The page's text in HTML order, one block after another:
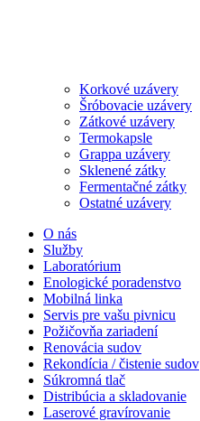
Korkové uzávery
Šróbovacie uzávery
Zátkové uzávery
Termokapsle
Grappa uzávery
Sklenené zátky
Fermentačné zátky
Ostatné uzávery
O nás
Služby
Laboratórium
Enologické poradenstvo
Mobilná linka
Servis pre vašu pivnicu
Požičovňa zariadení
Renovácia sudov
Rekondícia / čistenie sudov
Súkromná tlač
Distribúcia a skladovanie
Laserové gravírovanie